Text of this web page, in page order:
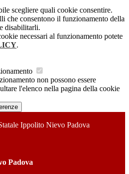
scegliere quali cookie consentire.
che consentono il funzionamento della
disabilitarli.
necessari al funzionamento potete
.
non possono essere
l'elenco nella pagina della cookie
Ippolito Nievo Padova
Padova